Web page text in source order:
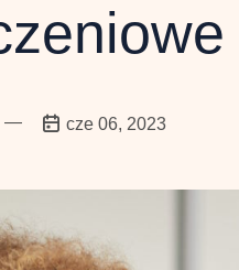
— cze 06, 2023